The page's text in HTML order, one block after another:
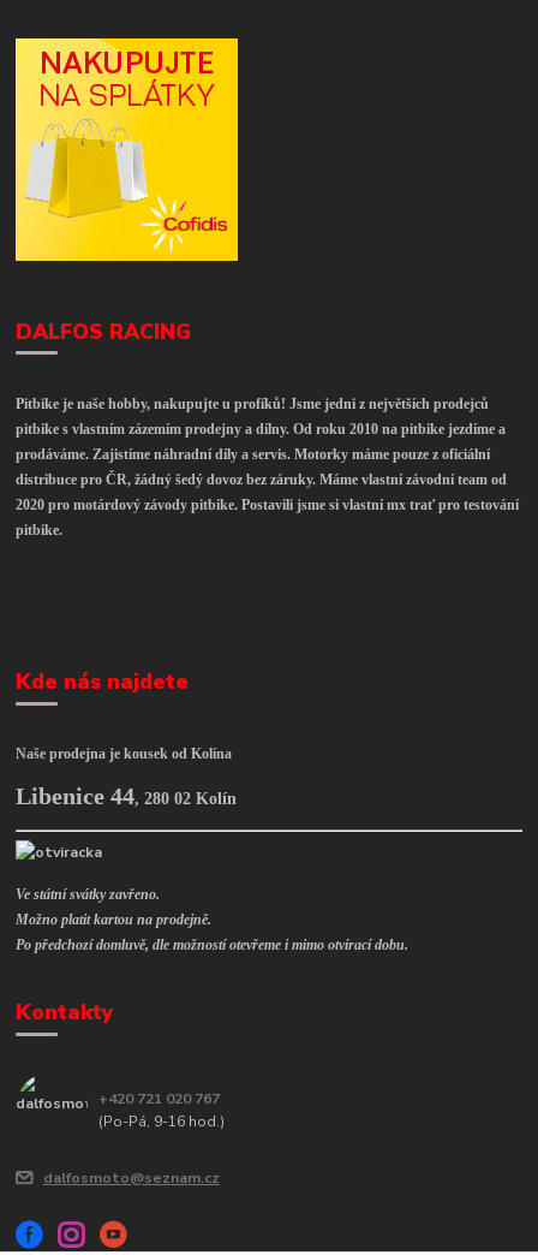
DALFOS RACING
Pitbike je naše hobby, nakupujte u profíků! Jsme jedni z největších prodejců
pitbike s vlastním zázemím prodejny a dílny. Od roku 2010 na pitbike jezdíme a
prodáváme. Zajistíme náhradní díly a servis. Motorky máme pouze z oficiální
distribuce pro ČR, žádný šedý dovoz bez záruky. Máme vlastní závodní team od
2020 pro motárdový závody pitbike. Postavili jsme si vlastní mx trať pro testování
pitbike.
Kde nás najdete
Naše prodejna je kousek od Kolína
Libenice 44,280 02 Kolín
Ve státní svátky zavřeno.
Možno platit kartou na prodejně.
Po předchozí domluvě, dle možností otevřeme i mimo otvírací dobu.
Kontakty
+420 721 020 767
(Po-Pá, 9-16 hod.)
dalfosmoto@seznam.cz